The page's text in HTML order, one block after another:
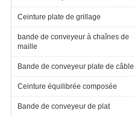
Ceinture plate de grillage
bande de conveyeur à chaînes de
maille
Bande de conveyeur plate de câble
Ceinture équilibrée composée
Bande de conveyeur de plat